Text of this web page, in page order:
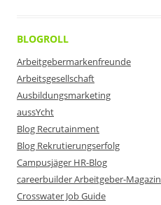
BLOGROLL
Arbeitgebermarkenfreunde
Arbeitsgesellschaft
Ausbildungsmarketing
aussYcht
Blog Recrutainment
Blog Rekrutierungserfolg
Campusjäger HR-Blog
careerbuilder Arbeitgeber-Magazin
Crosswater Job Guide